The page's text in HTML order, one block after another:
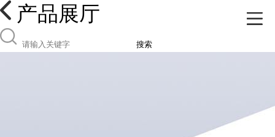
产品展厅
搜索